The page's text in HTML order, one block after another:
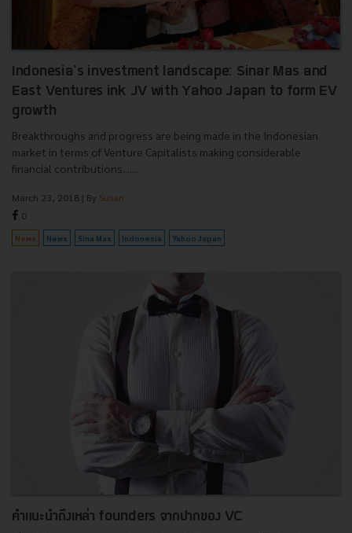
Indonesia's investment landscape: Sinar Mas and
East Ventures ink JV with Yahoo Japan to form EV
growth
Breakthroughs and progress are being made in the Indonesian
market in terms of Venture Capitalists making considerable
financial contributions.......
March 23, 2018 | By Susan
0
News News Sina Mas Indonesia Yahoo Japan
คำแนะนำถึงเหล่า founders จากปากของ VC